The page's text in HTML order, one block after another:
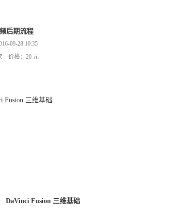
后期流程
09-28 10:35
价格：20 元
DaVinci Fusion 三维基础